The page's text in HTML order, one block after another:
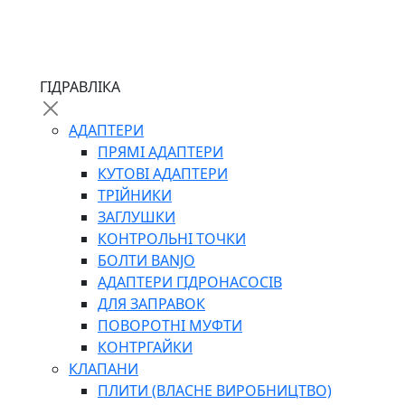
СИЛОВІ
ДРОТЯНІ
ПРУЖИННІ
НЕЙЛОНОВІ
ПРОРЕЗИНЕНІ
АВТОТОВАРИ
АВТОХІМІЯ
ДОМКРАТИ
ГІДРАВЛІКА
АДАПТЕРИ
ПРЯМІ АДАПТЕРИ
КУТОВІ АДАПТЕРИ
ТРІЙНИКИ
ЗАГЛУШКИ
КОНТРОЛЬНІ ТОЧКИ
БОЛТИ BANJO
АДАПТЕРИ ГІДРОНАСОСІВ
ДЛЯ ЗАПРАВОК
ПОВОРОТНІ МУФТИ
КОНТРГАЙКИ
КЛАПАНИ
ПЛИТИ (ВЛАСНЕ ВИРОБНИЦТВО)